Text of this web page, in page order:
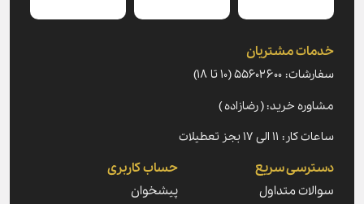
خدمات مشتریان
سفارشات: ۵۵۶۰۲۶۰۰ (۱۰ تا ۱۸)
مشاوره خرید: ( رضازاده )
ساعات کار: ۱۱ الی ۱۷ بجز تعطیلات
دسترسی سریع
سوالات متداول
حساب کاربری
پیشخوان